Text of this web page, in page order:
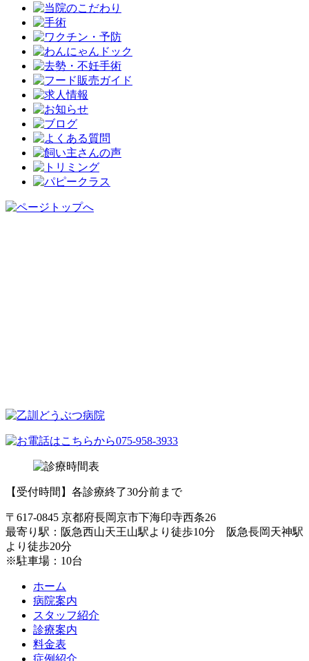
【受付時間】各診療終了30分前まで
〒617-0845 京都府長岡京市下海印寺西条26
最寄り駅：阪急西山天王山駅より徒歩10分 阪急長岡天神駅
より徒歩20分
※駐車場：10台
ホーム
病院案内
スタッフ紹介
診療案内
料金表
症例紹介